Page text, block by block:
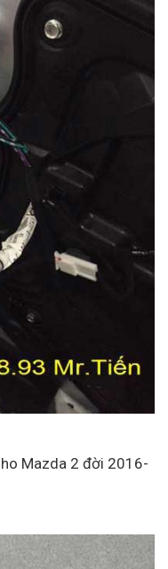
Mazda 2 đời 2016-